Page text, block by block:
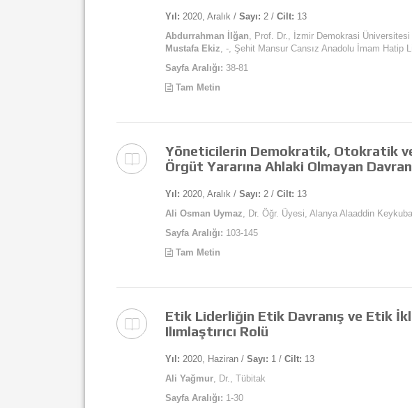
Yıl: 2020, Aralık / Sayı: 2 / Cilt: 13
Abdurrahman İlğan, Prof. Dr., İzmir Demokrasi Üniversitesi
Mustafa Ekiz, -, Şehit Mansur Cansız Anadolu İmam Hatip
Sayfa Aralığı: 38-81
Tam Metin
Yöneticilerin Demokratik, Otokratik ve
Örgüt Yararına Ahlaki Olmayan
Yıl: 2020, Aralık / Sayı: 2 / Cilt: 13
Ali Osman Uymaz, Dr. Öğr. Üyesi, Alanya Alaaddin
Sayfa Aralığı: 103-145
Tam Metin
Etik Liderliğin Etik Davranış ve Etik
Ilımlaştırıcı Rolü
Yıl: 2020, Haziran / Sayı: 1 / Cilt: 13
Ali Yağmur, Dr., Tübitak
Sayfa Aralığı: 1-30